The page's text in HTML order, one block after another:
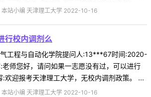
本站小编 天津理工大学 2022-10-16
行校内调剂么
工程与自动化学院提问人:13***67时间:2020-
师您好，请问如果一志愿没有过，可以进行
欢迎报考天津理工大学，无校内调剂政策。 ...
本站小编 天津理工大学 2022-10-16